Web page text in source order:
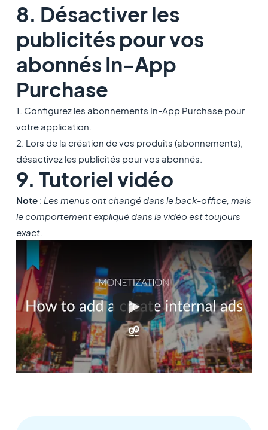
8. Désactiver les
publicités pour vos
abonnés In-App
Purchase
1. Configurez les abonnements In-App Purchase pour
votre application.
2. Lors de la création de vos produits (abonnements),
désactivez les publicités pour vos abonnés.
9. Tutoriel vidéo
Note: Les menus ont changé dans le back-office, mais
le comportement expliqué dans la vidéo est toujours
exact.